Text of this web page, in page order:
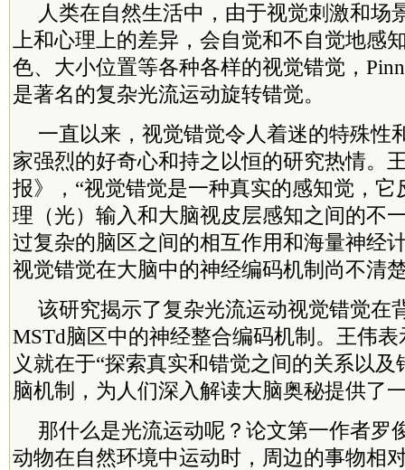
人类在自然生活中，由于视觉刺激和场
上和心理上的差异，会自觉和不自觉地感
色、大小位置等各种各样的视觉错觉，
是著名的复杂光流运动旋转错觉。
一直以来，视觉错觉令人着迷的特殊性
家强烈的好奇心和持之以恒的研究热情。
报》，“视觉错觉是一种真实的感知觉，
理（光）输入和大脑视皮层感知之间的不
过复杂的脑区之间的相互作用和海量神经
视觉错觉在大脑中的神经编码机制尚不清
该研究揭示了复杂光流运动视觉错觉在
MSTd脑区中的神经整合编码机制。王伟
义就在于“探索真实和错觉之间的关系以
脑机制，为人们深入解读大脑奥秘提供了
那什么是光流运动呢？论文第一作者罗
动物在自然环境中运动时，周边的事物相